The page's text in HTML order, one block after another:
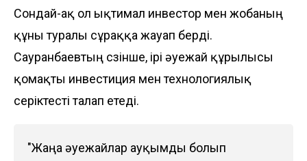
Сондай-ақ ол ықтимал инвестор мен жобаның
құны туралы сұраққа жауап берді.
Сауранбаевтың сөзінше, ірі әуежай құрылысы
қомақты инвестиция мен технологиялық
серіктесті талап етеді.
"Жаңа әуежайлар ауқымды болып